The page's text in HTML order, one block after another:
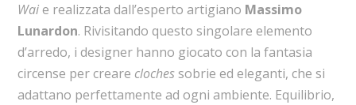
Waie realizzata dall’esperto artigiano Massimo
Lunardon. Rivisitando questo singolare elemento
d’arredo, i designer hanno giocato con la fantasia
circense per creare clochessobrie ed eleganti, che si
adattano perfettamente ad ogni ambiente. Equilibrio,